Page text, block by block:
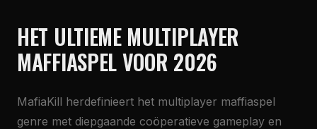
HET ULTIEME MULTIPLAYER
MAFFIASPEL VOOR 2026
MafiaKill herdefinieert het multiplayer maffiaspel
genre met diepgaande coöperatieve gameplay en